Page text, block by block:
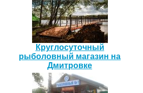
Круглосуточный
рыболовный магазин на
Дмитровке